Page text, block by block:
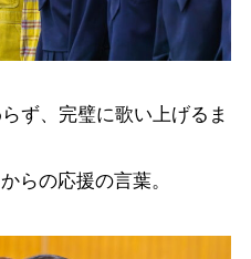
ず、完璧に歌い上げるま
らの応援の言葉。